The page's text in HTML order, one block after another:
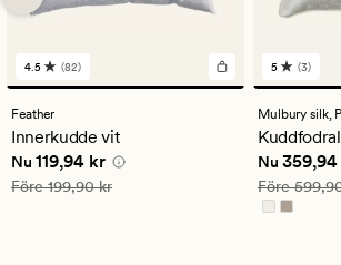
82
omdömen
med
ett
genomsnittligt
betyg
på
4.5
4.5 (82)
Feather
Innerkudde vit
Nuvarande pris
Nu 119,94 kr
Ordinarie pris 199,90 kr
Före199,90 kr
3
med
ett
betyg
på
5
5 (3)
Mulbury silk,
Nu
Ordinarie
Före